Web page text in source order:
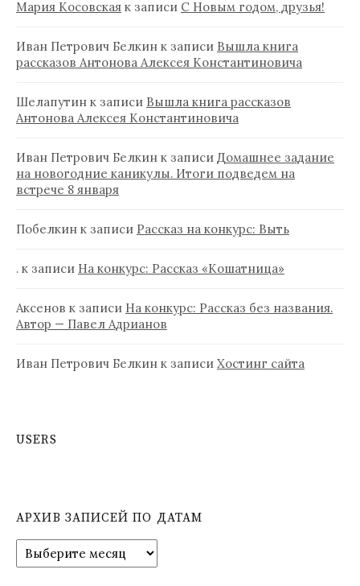
Мария Косовская к записи С Новым годом, друзья!
Иван Петрович Белкин к записи Вышла книга
рассказов Антонова Алексея Константиновича
Шелапутин к записи Вышла книга рассказов
Антонова Алексея Константиновича
Иван Петрович Белкин к записи Домашнее задание
на новогодние каникулы. Итоги подведем на
встрече 8 января
Побелкин к записи Рассказ на конкурс: Выть
. к записи На конкурс: Рассказ «Кошатница»
Аксенов к записи На конкурс: Рассказ без названия.
Автор — Павел Адрианов
Иван Петрович Белкин к записи Хостинг сайта
USERS
АРХИВ ЗАПИСЕЙ ПО ДАТАМ
р